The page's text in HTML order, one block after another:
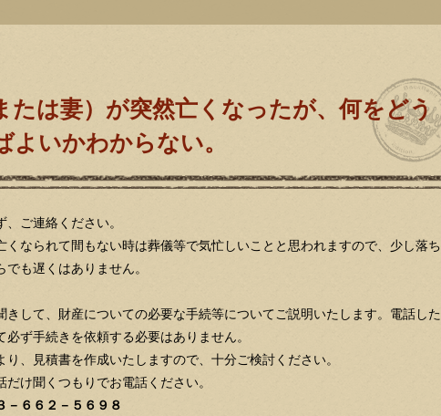
たは妻）が突然亡くなったが、何をどう
よいかわからない。
、ご連絡ください。
なられて間もない時は葬儀等で気忙しいことと思われますので、少し落ち
でも遅くはありません。
して、財産についての必要な手続等についてご説明いたします。電話した
必ず手続きを依頼する必要はありません。
、見積書を作成いたしますので、十分ご検討ください。
け聞くつもりでお電話ください。
６６２－５６９８